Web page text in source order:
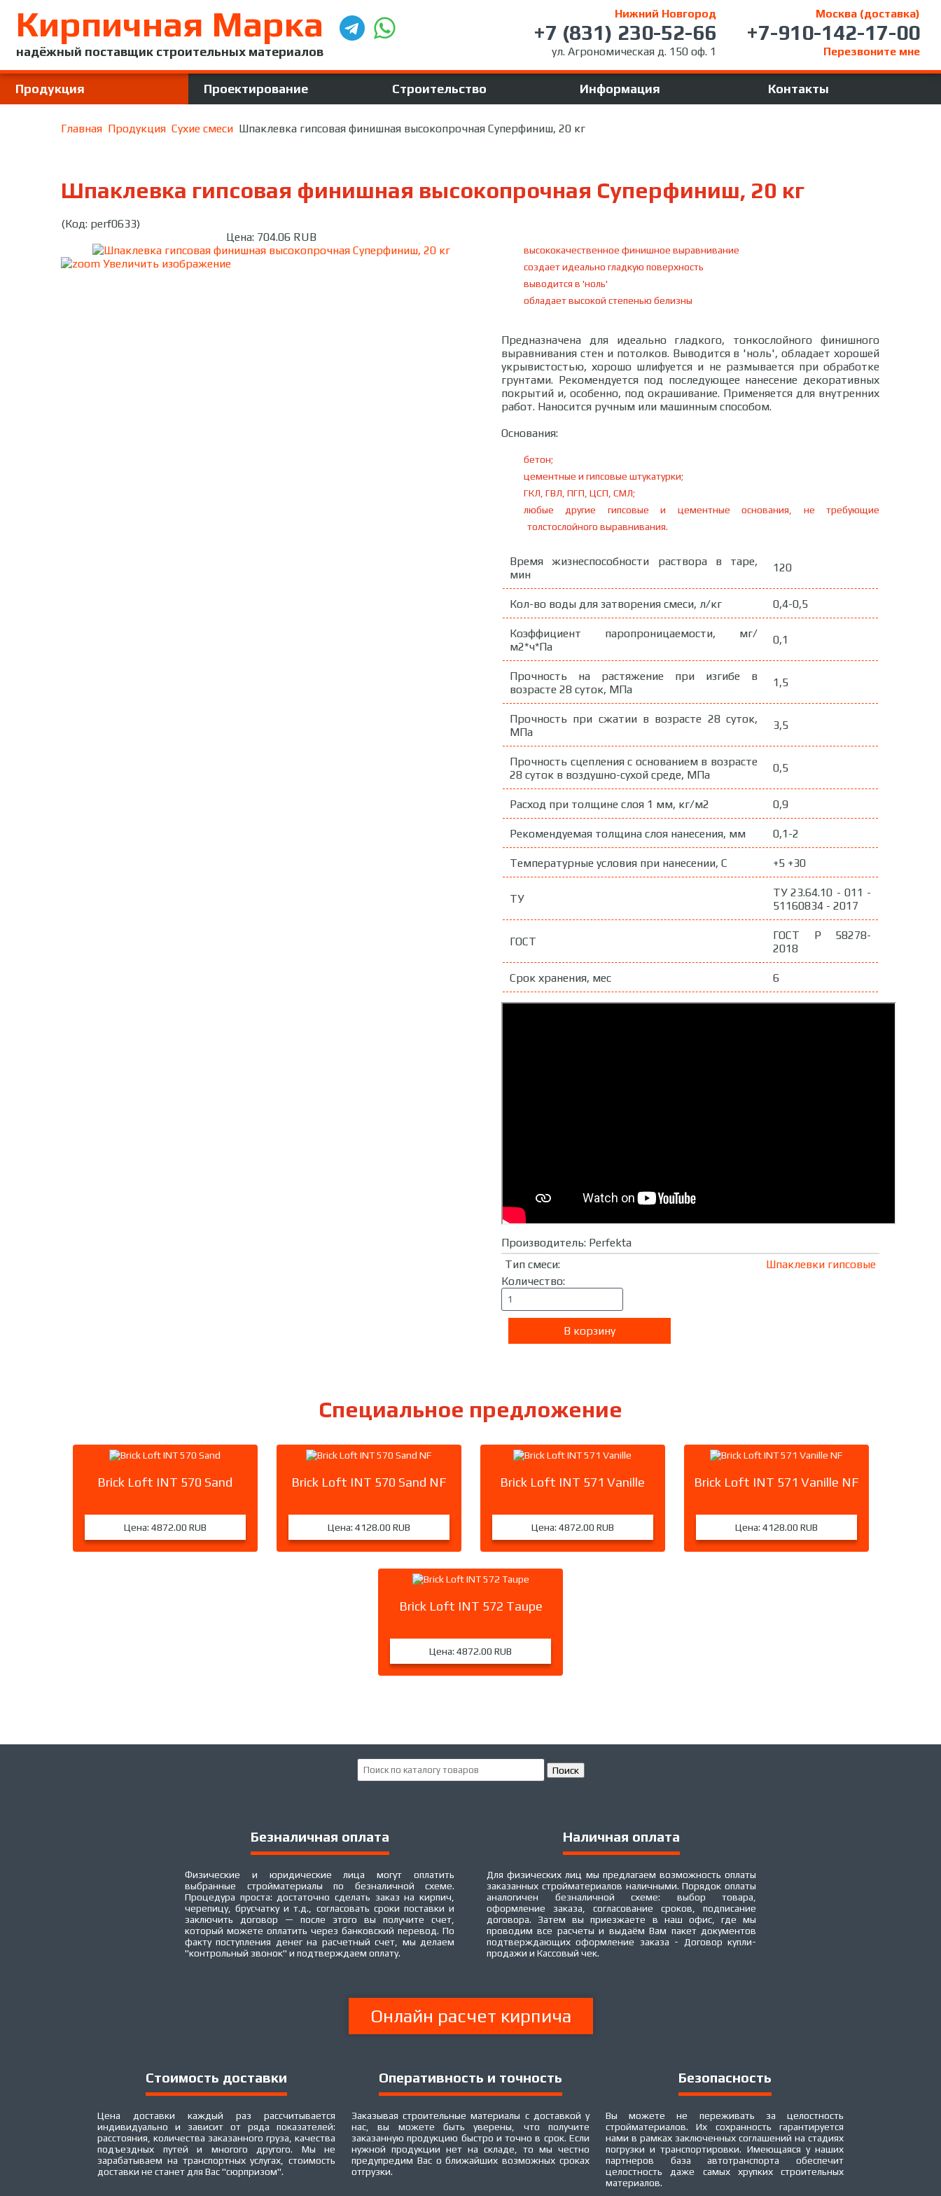
Кирпичная Марка
надёжный поставщик строительных материалов
Нижний Новгород
+7 (831) 230-52-66
ул. Агрономическая д. 150 оф. 1
Москва (доставка)
+7-910-142-17-00
Перезвоните мне
Продукция Проектирование Строительство Информация Контакты
Главная Продукция Сухие смеси Шпаклевка гипсовая финишная высокопрочная Суперфиниш, 20 кг
Шпаклевка гипсовая финишная высокопрочная Суперфиниш, 20 кг
(Код: perf0633)
Цена: 704.06 RUB
Увеличить изображение
высококачественное финишное выравнивание
создает идеально гладкую поверхность
выводится в 'ноль'
обладает высокой степенью белизны
Предназначена для идеально гладкого, тонкослойного финишного
выравнивания стен и потолков. Выводится в 'ноль', обладает хорошей
укрывистостью, хорошо шлифуется и не размывается при обработке
грунтами. Рекомендуется под последующее нанесение декоративных
покрытий и, особенно, под окрашивание. Применяется для внутренних
работ. Наносится ручным или машинным способом.
Основания:
бетон;
цементные и гипсовые штукатурки;
ГКЛ, ГВЛ, ПГП, ЦСП, СМЛ;
любые другие гипсовые и цементные основания, не требующие
толстослойного выравнивания.
Время жизнеспособности раствора в таре,
мин
120
Кол-во воды для затворения смеси, л/кг 0,4-0,5
Коэффициент паропроницаемости, мг/
м2*ч*Па
0,1
Прочность на растяжение при изгибе в
возрасте 28 суток, МПа
1,5
Прочность при сжатии в возрасте 28 суток,
МПа
3,5
Прочность сцепления с основанием в возрасте
28 суток в воздушно-сухой среде, МПа
0,5
Расход при толщине слоя 1 мм, кг/м2 0,9
Рекомендуемая толщина слоя нанесения, мм 0,1-2
Температурные условия при нанесении, С +5 +30
ТУ
ТУ 23.64.10 - 011 -
51160834 - 2017
ГОСТ
ГОСТ Р 58278-
2018
Срок хранения, мес 6
Производитель: Perfekta
Тип смеси:
Шпаклевки гипсовые
Количество:
Специальное предложение
Brick Loft INT 570 Sand
Цена: 4872.00 RUB
Brick Loft INT 570 Sand NF
Цена: 4128.00 RUB
Brick Loft INT 571 Vanille
Цена: 4872.00 RUB
Brick Loft INT 571 Vanille NF
Цена: 4128.00 RUB
Brick Loft INT 572 Taupe
Цена: 4872.00 RUB
Безналичная оплата
Физические и юридические лица могут оплатить
выбранные стройматериалы по безналичной схеме.
Процедура проста: достаточно сделать заказ на кирпич,
черепицу, брусчатку и т.д., согласовать сроки поставки и
заключить договор — после этого вы получите счет,
который можете оплатить через банковский перевод. По
факту поступления денег на расчетный счет, мы делаем
"контрольный звонок" и подтверждаем оплату.
Наличная оплата
Для физических лиц мы предлагаем возможность оплаты
заказанных стройматериалов наличными. Порядок оплаты
аналогичен безналичной схеме: выбор товара,
оформление заказа, согласование сроков, подписание
договора. Затем вы приезжаете в наш офис, где мы
проводим все расчеты и выдаём Вам пакет документов
подтверждающих оформление заказа - Договор купли-
продажи и Кассовый чек.
Онлайн расчет кирпича
Стоимость доставки
Цена доставки каждый раз рассчитывается
индивидуально и зависит от ряда показателей:
расстояния, количества заказанного груза, качества
подъездных путей и многого другого. Мы не
зарабатываем на транспортных услугах, стоимость
доставки не станет для Вас "сюрпризом".
Оперативность и точность
Заказывая строительные материалы с доставкой у
нас, вы можете быть уверены, что получите
заказанную продукцию быстро и точно в срок. Если
нужной продукции нет на складе, то мы честно
предупредим Вас о ближайших возможных сроках
отгрузки.
Безопасность
Вы можете не переживать за целостность
стройматериалов. Их сохранность гарантируется
нами в рамках заключенных соглашений на стадиях
погрузки и транспортировки. Имеющаяся у наших
партнеров база автотранспорта обеспечит
целостность даже самых хрупких строительных
материалов.